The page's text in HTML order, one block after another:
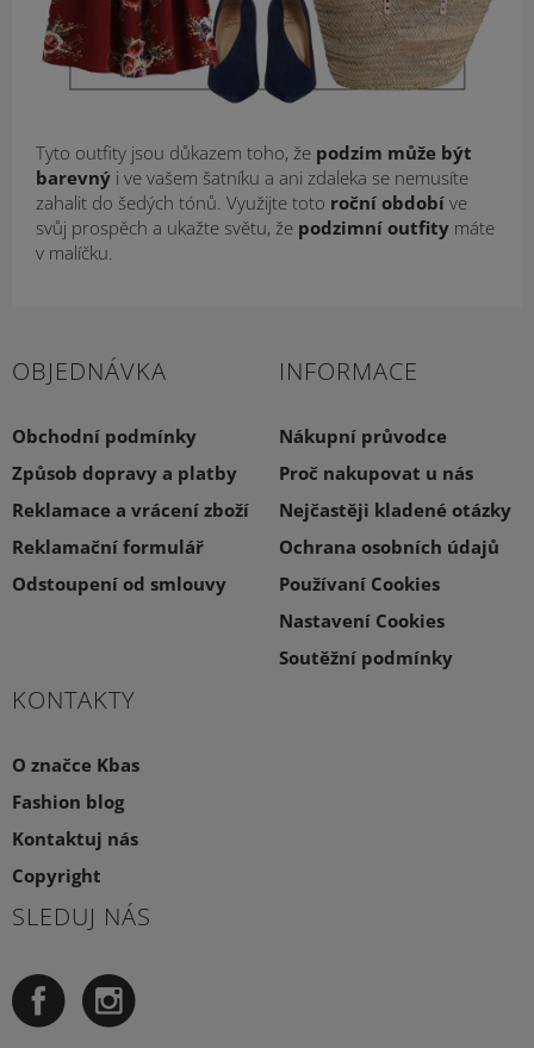
Tyto outfity jsou důkazem toho, že podzim může být
barevný i ve vašem šatníku a ani zdaleka se nemusíte
zahalit do šedých tónů. Využijte toto roční období ve
svůj prospěch a ukažte světu, že podzimní outfity máte
v malíčku.
OBJEDNÁVKA
Obchodní podmínky
Způsob dopravy a platby
Reklamace a vrácení zboží
Reklamační formulář
Odstoupení od smlouvy
INFORMACE
Nákupní průvodce
Proč nakupovat u nás
Nejčastěji kladené otázky
Ochrana osobních údajů
Používaní Cookies
Nastavení Cookies
Soutěžní podmínky
KONTAKTY
O značce Kbas
Fashion blog
Kontaktuj nás
Copyright
SLEDUJ NÁS